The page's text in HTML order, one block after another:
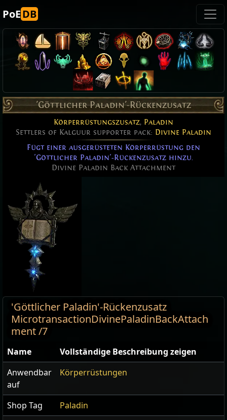
PoEDB
'Göttlicher Paladin'-Rückenzusatz
Körperrüstungszusatz, Paladin
Settlers of Kalguur supporter pack: Divine Paladin
Fügt einer ausgerüsteten Körperrüstung den
'Göttlicher Paladin'-Rückenzusatz hinzu.
Divine Paladin Back Attachment
'Göttlicher Paladin'-Rückenzusatz
MicrotransactionDivinePaladinBackAttach
ment /7
Name
Vollständige Beschreibung zeigen
Anwendbar
auf
Körperrüstungen
Shop Tag
Paladin